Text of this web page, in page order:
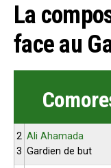
La
face au
2
3
Ali Ahamada
Gardien de but